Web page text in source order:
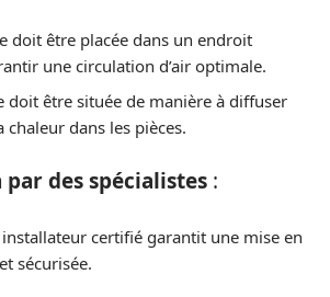
doit être placée dans un endroit
une circulation d’air optimale.
doit être située de manière à diffuser
dans les pièces.
des spécialistes :
certifié garantit une mise en
sécurisée.